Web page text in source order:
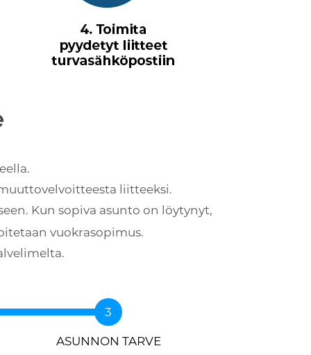
liitteeksi.
Kun sopiva asunto on löytynyt,
vuokrasopimus.
ASUNNON TARVE